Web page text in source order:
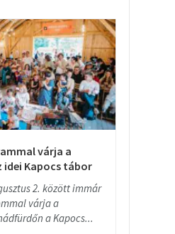
várja a
idei Kapocs tábor
2. között immár
várja a
a Kapocs...